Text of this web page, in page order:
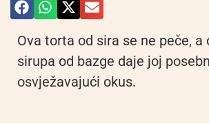
Ova torta od sira se ne peče, a
sirupa od bazge daje joj
osvježavajući okus.